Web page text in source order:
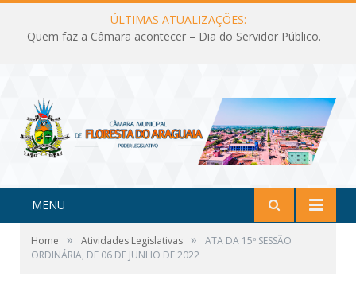
ÚLTIMAS ATUALIZAÇÕES:
Quem faz a Câmara acontecer – Dia do Servidor Público.
MENU
Home » Atividades Legislativas »
ATA DA 15ª SESSÃO
ORDINÁRIA, DE 06 DE JUNHO DE 2022